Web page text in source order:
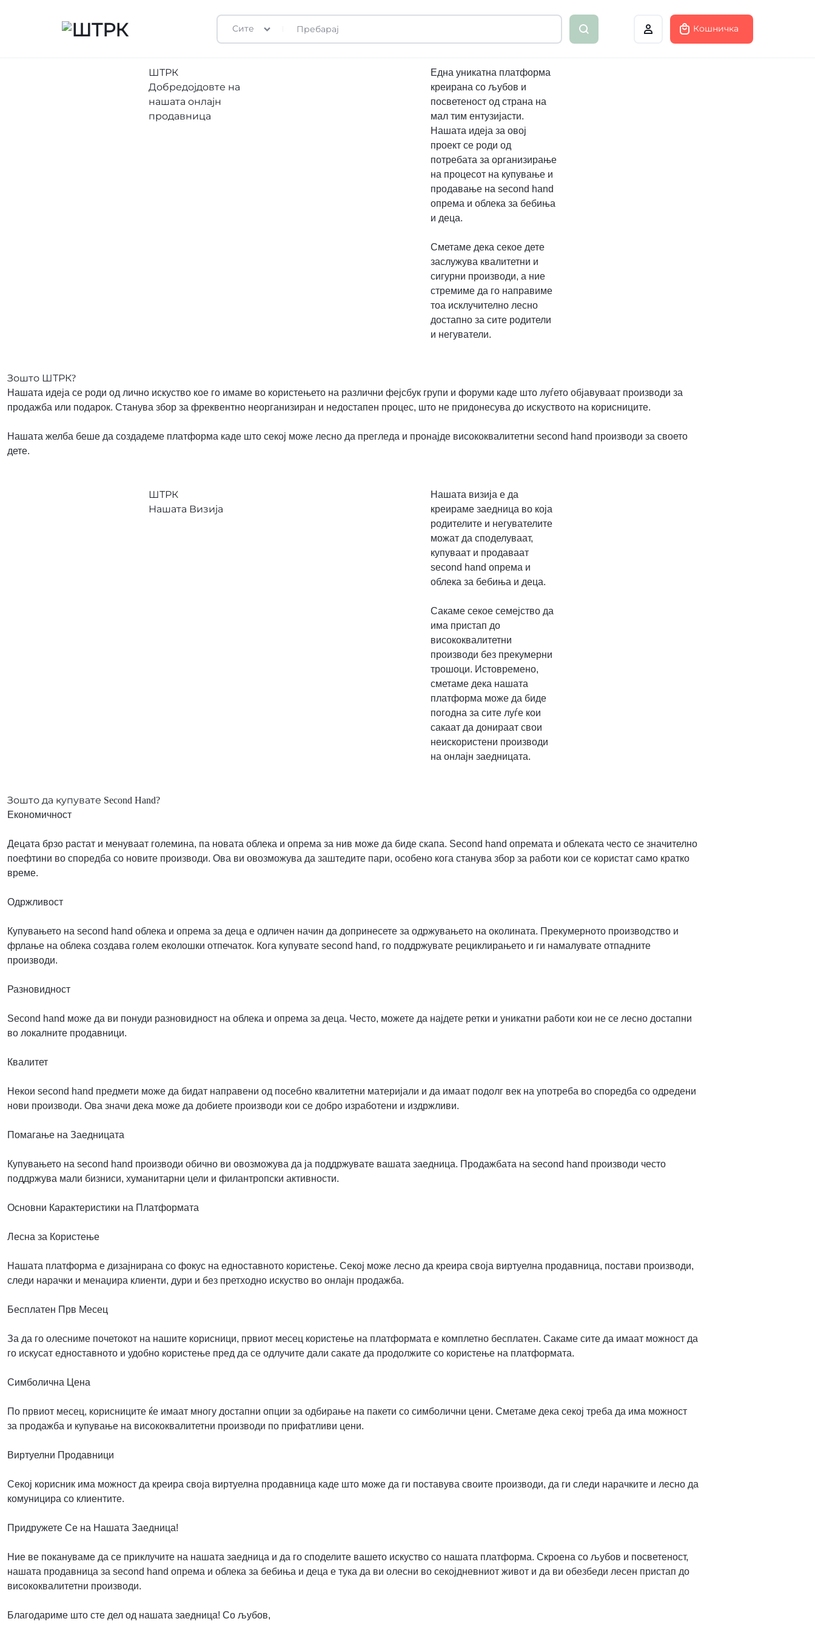
Сите Кошничка
ШТРК
Добредојдовте на
нашата онлајн
продавница
Една уникатна платформа
креирана со љубов и
посветеност од страна на
мал тим ентузијасти.
Нашата идеја за овој
проект се роди од
потребата за организирање
на процесот на купување и
продавање на second hand
опрема и облека за бебиња
и деца.
Сметаме дека секое дете
заслужува квалитетни и
сигурни производи, а ние
стремиме да го направиме
тоа исклучително лесно
достапно за сите родители
и негуватели.
Зошто ШТРК?
Нашата идеја се роди од лично искуство кое го имаме во користењето на различни фејсбук групи и форуми каде што луѓето објавуваат производи за
продажба или подарок. Станува збор за фреквентно неорганизиран и недостапен процес, што не придонесува до искуството на корисниците.
Нашата желба беше да создадеме платформа каде што секој може лесно да прегледа и пронајде висококвалитетни second hand производи за своето
дете.
ШТРК
Нашата Визија
Нашата визија е да
креираме заедница во која
родителите и негувателите
можат да споделуваат,
купуваат и продаваат
second hand опрема и
облека за бебиња и деца.
Сакаме секое семејство да
има пристап до
висококвалитетни
производи без прекумерни
трошоци. Истовремено,
сметаме дека нашата
платформа може да биде
погодна за сите луѓе кои
сакаат да донираат свои
неискористени производи
на онлајн заедницата.
Зошто да купувате Second Hand?
Економичност
Децата брзо растат и менуваат големина, па новата облека и опрема за нив може да биде скапа. Second hand опремата и облеката често се значително
поефтини во споредба со новите производи. Ова ви овозможува да заштедите пари, особено кога станува збор за работи кои се користат само кратко
време.
Одржливост
Купувањето на second hand облека и опрема за деца е одличен начин да допринесете за одржувањето на околината. Прекумерното производство и
фрлање на облека создава голем еколошки отпечаток. Кога купувате second hand, го поддржувате рециклирањето и ги намалувате отпадните
производи.
Разновидност
Second hand може да ви понуди разновидност на облека и опрема за деца. Често, можете да најдете ретки и уникатни работи кои не се лесно достапни
во локалните продавници.
Квалитет
Некои second hand предмети може да бидат направени од посебно квалитетни материјали и да имаат подолг век на употреба во споредба со одредени
нови производи. Ова значи дека може да добиете производи кои се добро изработени и издржливи.
Помагање на Заедницата
Купувањето на second hand производи обично ви овозможува да ја поддржувате вашата заедница. Продажбата на second hand производи често
поддржува мали бизниси, хуманитарни цели и филантропски активности.
Основни Карактеристики на Платформата
Лесна за Користење
Нашата платформа е дизајнирана со фокус на едноставното користење. Секој може лесно да креира своја виртуелна продавница, постави производи,
следи нарачки и менаџира клиенти, дури и без претходно искуство во онлајн продажба.
Бесплатен Прв Месец
За да го олесниме почетокот на нашите корисници, првиот месец користење на платформата е комплетно бесплатен. Сакаме сите да имаат можност да
го искусат едноставното и удобно користење пред да се одлучите дали сакате да продолжите со користење на платформата.
Симболична Цена
По првиот месец, корисниците ќе имаат многу достапни опции за одбирање на пакети со симболични цени. Сметаме дека секој треба да има можност
за продажба и купување на висококвалитетни производи по прифатливи цени.
Виртуелни Продавници
Секој корисник има можност да креира своја виртуелна продавница каде што може да ги поставува своите производи, да ги следи нарачките и лесно да
комуницира со клиентите.
Придружете Се на Нашата Заедница!
Ние ве покануваме да се приклучите на нашата заедница и да го споделите вашето искуство со нашата платформа. Скроена со љубов и посветеност,
нашата продавница за second hand опрема и облека за бебиња и деца е тука да ви олесни во секојдневниот живот и да ви обезбеди лесен пристап до
висококвалитетни производи.
Благодариме што сте дел од нашата заедница! Со љубов,